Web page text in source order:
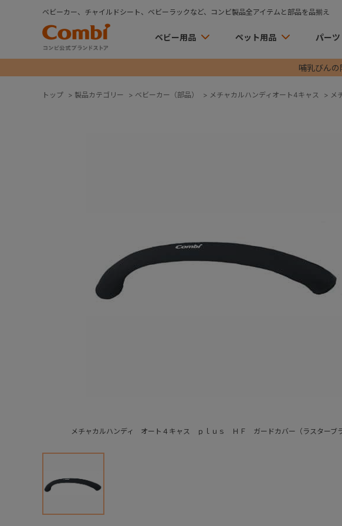
ベビーカー、チャイルドシート、ベビーラックなど、コンビ製品全アイテムと部品を品揃え
ベビー用品 ペット用品 パーツ
哺乳びん
トップ > 製品カテゴリー > ベビーカー（部品） > メチャカルハンディオート4キャス > メ
メチャカルハンディ オート４キャス ｐｌｕｓ ＨＦ ガードカバー（ラスターブラ